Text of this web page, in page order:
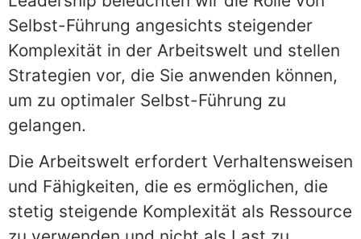
Selbst-Führung angesichts steigender
Komplexität in der Arbeitswelt und stellen
Strategien vor, die Sie anwenden können,
um zu optimaler Selbst-Führung zu
gelangen.
Die Arbeitswelt erfordert Verhaltensweisen
und Fähigkeiten, die es ermöglichen, die
stetig steigende Komplexität als Ressource